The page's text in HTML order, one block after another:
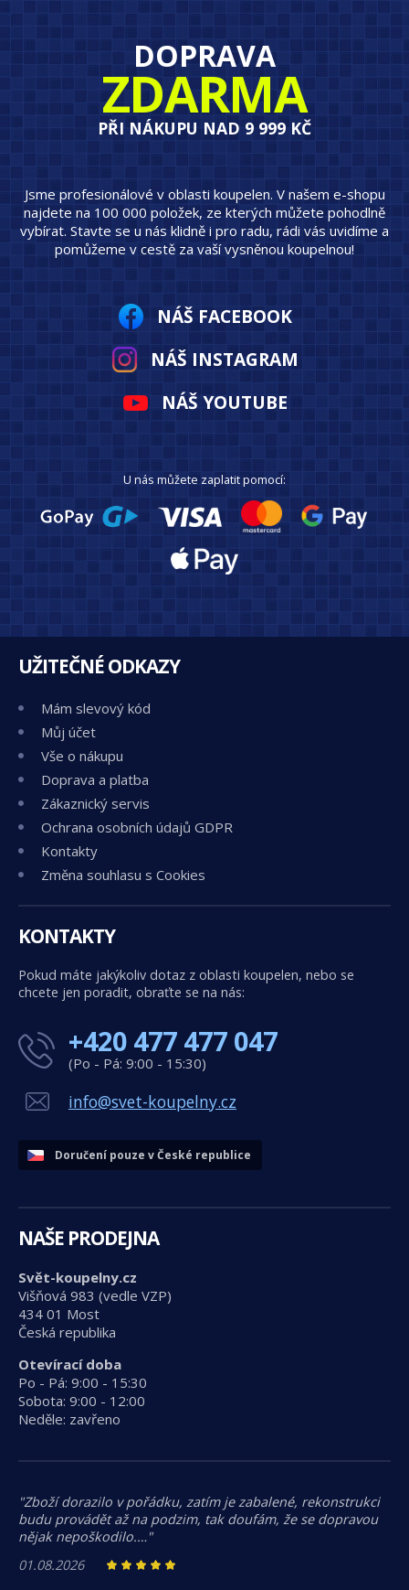
DOPRAVA
ZDARMA
PŘI NÁKUPU NAD 9 999 KČ
Jsme profesionálové v oblasti koupelen. V našem e-shopu
najdete na 100 000 položek, ze kterých můžete pohodlně
vybírat. Stavte se u nás klidně i pro radu, rádi vás uvidíme a
pomůžeme v cestě za vaší vysněnou koupelnou!
NÁŠ FACEBOOK
NÁŠ INSTAGRAM
NÁŠ YOUTUBE
U nás můžete zaplatit pomocí:
UŽITEČNÉ ODKAZY
Mám slevový kód
Můj účet
Vše o nákupu
Doprava a platba
Zákaznický servis
Ochrana osobních údajů GDPR
Kontakty
Změna souhlasu s Cookies
KONTAKTY
Pokud máte jakýkoliv dotaz z oblasti koupelen, nebo se
chcete jen poradit, obraťte se na nás:
+420 477 477 047
(Po - Pá: 9:00 - 15:30)
info@svet-koupelny.cz
Doručení pouze v České republice
NAŠE PRODEJNA
Svět-koupelny.cz
Višňová 983 (vedle VZP)
434 01 Most
Česká republika
Otevírací doba
Po - Pá: 9:00 - 15:30
Sobota: 9:00 - 12:00
Neděle: zavřeno
"Zboží dorazilo v pořádku, zatím je zabalené, rekonstrukci
budu provádět až na podzim, tak doufám, že se dopravou
nějak nepoškodilo.…"
01.08.2026